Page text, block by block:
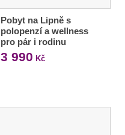
Pobyt na Lipně s
polopenzí a wellness
pro pár i rodinu
3 990 Kč